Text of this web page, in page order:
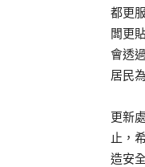
都更
闆更
會透
居民
更新
止，
造安